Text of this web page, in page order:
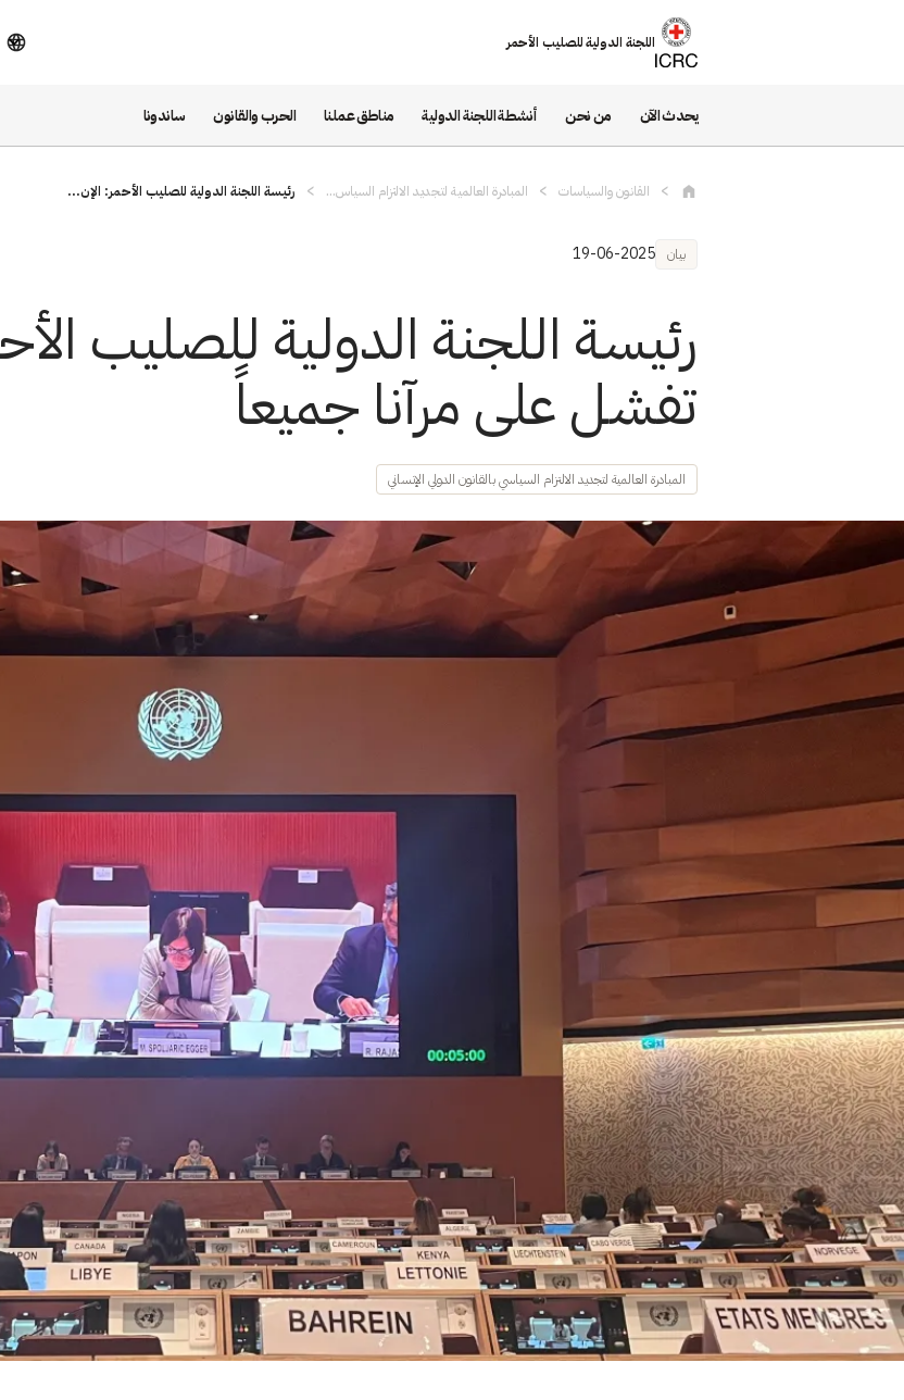
اللجنة الدولية للصليب الأحمر
يحدث الآن من نحن أنشطة اللجنة الدولية مناطق عملنا الحرب والقانون ساندونا
القانون والسياسات المبادرة العالمية لتجديد الالتزام السياس... رئيسة اللجنة الدولية للصليب الأحمر: الإن...
بيان 19-06-2025
رئيسة اللجنة الدولية للصليب
تفشل على مرآنا جميعاً
المبادرة العالمية لتجديد الالتزام السياسي بالقانون الدولي الإنساني